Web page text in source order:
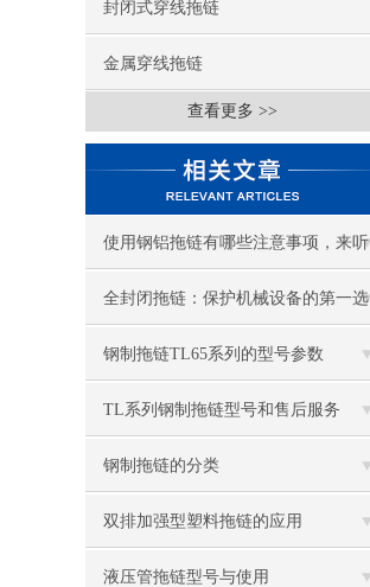
封闭式穿线拖链
金属穿线拖链
查看更多 >>
使用钢铝拖链有哪些注意事项，来听
听钢铝拖链厂家怎么说！
全封闭拖链：保护机械设备的第一选
择
钢制拖链TL65系列的型号参数
TL系列钢制拖链型号和售后服务
钢制拖链的分类
双排加强型塑料拖链的应用
液压管拖链型号与使用